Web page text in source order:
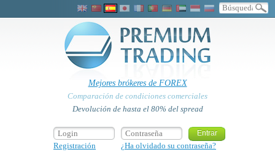
Mejores brókeres de FOREX
Comparación de condiciones comerciales
Devolución de hasta el 80% del spread
Registración ¿Ha olvidado su contraseña?